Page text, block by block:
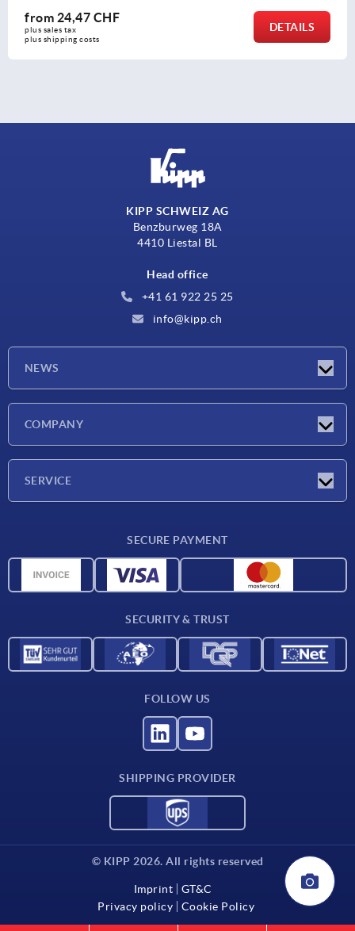
from
KIPP SCHWEIZ AG
Benzburweg 18A
4410 Liestal BL
Head office
+41 61 922 25 25
info@kipp.ch
NEWS
COMPANY
SERVICE
CAD data
SECURE PAYMENT
SECURITY & TRUST
FOLLOW US
SHIPPING PROVIDER
© KIPP 2026. All rights reserved
Imprint
GT&C
Privacy policy
Cookie Policy